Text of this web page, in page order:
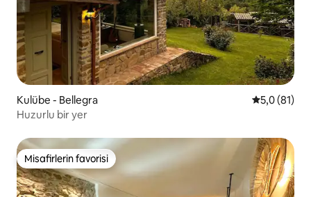
Kulübe - Bellegra 55,0 (81)
Huzurlu bir yer
Misafirlerin favorisi
Misafirlerin favorisi